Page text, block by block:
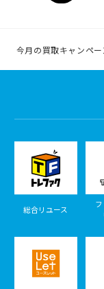
今月の買取キャンペー
総合リユース